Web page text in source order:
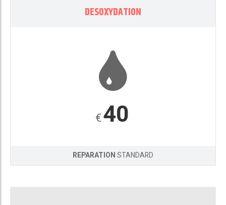
DESOXYDATION
€40
REPARATIONSTANDARD